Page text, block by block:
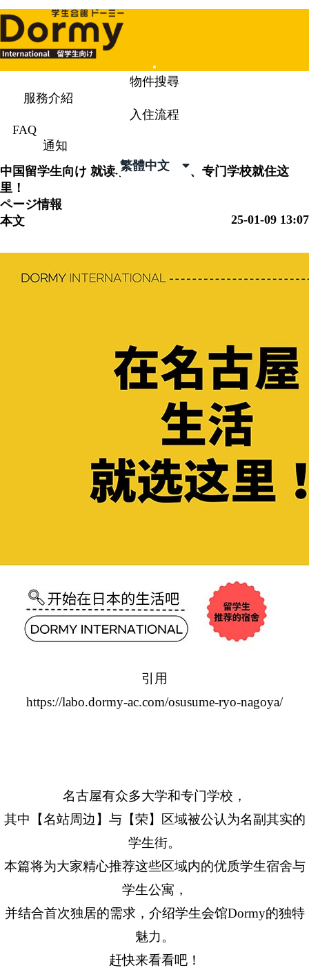
Mobile
Menu
物件搜尋
服務介紹
入住流程
FAQ
通知
繁體中文
通知
中国留学生向け 就读名古屋的大学、专门学校就住这
里！
ページ情報
25-01-09 13:07
本文
引用
https://labo.dormy-ac.com/osusume-ryo-nagoya/
名古屋有众多大学和专门学校，
其中【名站周边】与【荣】区域被公认为名副其实的
学生街。
本篇将为大家精心推荐这些区域内的优质学生宿舍与
学生公寓，
并结合首次独居的需求，介绍学生会馆Dormy的独特
魅力。
赶快来看看吧！